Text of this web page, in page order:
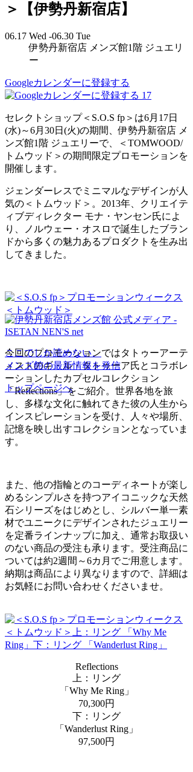
＞【伊勢丹新宿店】
06.17 Wed -06.30 Tue
伊勢丹新宿店 メンズ館1階 ジュエリ
ー
Googleカレンダーに登録する
17
セレクトショップ＜S.O.S fp＞は6月17日
(水)～6月30日(火)の期間、伊勢丹新宿店 メ
ンズ館1階 ジュエリーで、＜TOMWOOD/
トムウッド＞の期間限定プロモーションを
開催します。
ジェンダーレスでミニマルなデザインが人
気の＜トムウッド＞。2013年、クリエイテ
ィブディレクター モナ・ヤンセン氏によ
り、ノルウェー・オスロで誕生したブラン
ドから多くの魅力あるプロダクトを生み出
してきました。
今回のプロモーションではタトゥーアーテ
ィストのギ・ル・タトゥーア氏とコラボレ
ーションしたカプセルコレクション
「Reflections」をご紹介。世界各地を旅
し、多様な文化に触れてきた彼の人生から
インスピレーションを受け、人々や場所、
記憶を映し出すコレクションとなっていま
す。
また、他の指輪とのコーディネートが楽し
めるシンプルさを持つアイコニックな天然
石シリーズをはじめとし、シルバー単一素
材でユニークにデザインされたジュエリー
を定番ラインナップに加え、通常お取扱い
のない商品の受注も承ります。受注商品に
ついては約2週間～6カ月でご用意します。
納期は商品により異なりますので、詳細は
お気軽にお問い合わせくださいませ。
Reflections
上：リング
「Why Me Ring」
70,300円
下：リング
「Wanderlust Ring」
97,500円
ここでしか読めない、
メンズ館の最新情報を発信
トップページへ